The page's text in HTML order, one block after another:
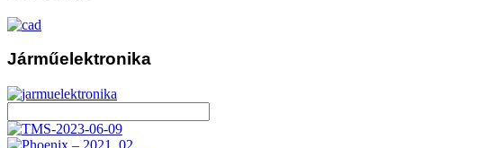
Járműelektronika